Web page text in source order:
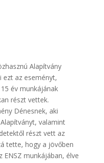
Alapítvány
ezt az eseményt,
év munkájának
részt vettek.
Dénesnek, aki
valamint
részt vett az
tette, hogy a jövőben
ENSZ munkájában, élve